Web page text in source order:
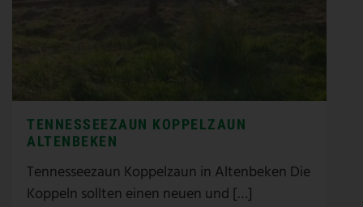
TENNESSEEZAUN KOPPELZAUN
ALTENBEKEN
Tennesseezaun Koppelzaun in Altenbeken Die
Koppeln sollten einen neuen und […]